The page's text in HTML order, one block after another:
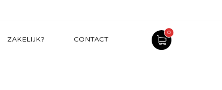
ZAKELIJK? CONTACT
0